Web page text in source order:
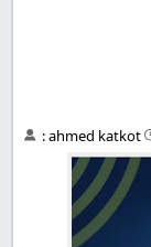
:ahmed katkot